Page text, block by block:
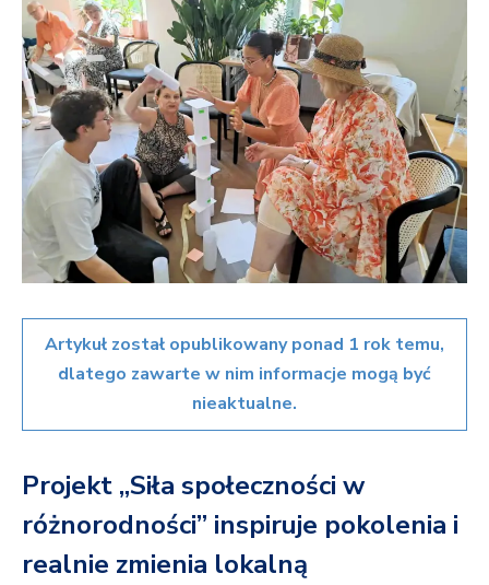
Artykuł został opublikowany ponad 1 rok temu,
dlatego zawarte w nim informacje mogą być
nieaktualne.
Projekt „Siła społeczności w
różnorodności” inspiruje pokolenia i
realnie zmienia lokalną